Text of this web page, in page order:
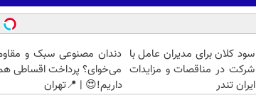
سود کلان برای مدیران عامل با
شرکت در مناقصات و مزایدات
ایران تندر
دندان مصنوعی سبک و
می‌خوای؟ پرداخت اقساطی
داریم!😍 | 📍تهران